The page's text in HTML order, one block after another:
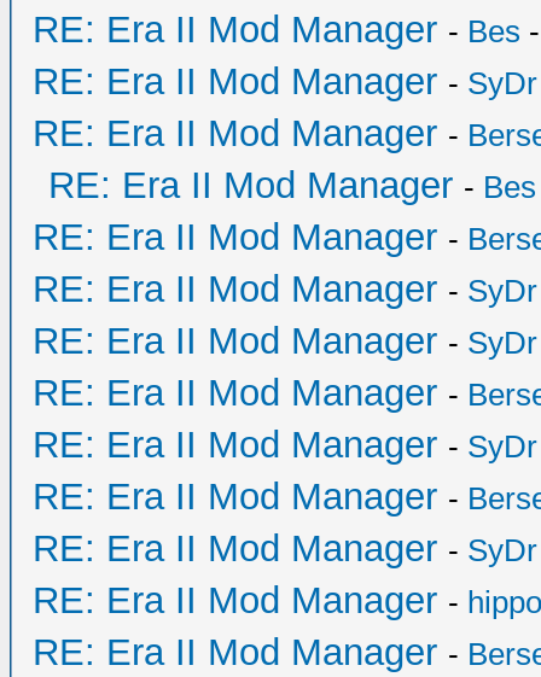
RE: Era II Mod Manager - Bes
RE: Era II Mod Manager - SyDr
RE: Era II Mod Manager -
RE: Era II Mod Manager - Bes
RE: Era II Mod Manager -
RE: Era II Mod Manager - SyDr
RE: Era II Mod Manager - SyDr
RE: Era II Mod Manager -
RE: Era II Mod Manager - SyDr
RE: Era II Mod Manager -
RE: Era II Mod Manager - SyDr
RE: Era II Mod Manager -
RE: Era II Mod Manager -